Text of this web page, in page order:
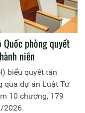
phòng quyết
niên
biểu quyết tán
qua dự án Luật Tư
10 chương, 179
2026.